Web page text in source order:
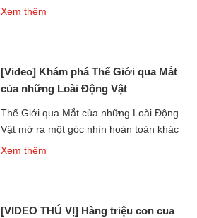
qua hóa thạch hay hình ảnh phục
hiếm, mô phỏng khoa học […]
Xem thêm
[Video] Khám phá Thế Giới qua Mắt
của những Loài Động Vật
Thế Giới qua Mắt của những Loài Động
Vật mở ra một góc nhìn hoàn toàn khác
biệt, không chỉ về thị giác mà còn về
như “đôi mắt […]
Xem thêm
[VIDEO THÚ VỊ] Hàng triệu con cua